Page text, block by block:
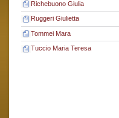
Richebuono Giulia
Ruggeri Giulietta
Tommei Mara
Tuccio Maria Teresa